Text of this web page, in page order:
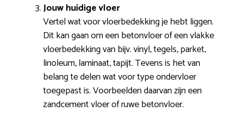
Jouw huidige vloer
Vertel wat voor vloerbedekking je hebt liggen.
Dit kan gaan om een betonvloer of een vlakke
vloerbedekking van bijv. vinyl, tegels, parket,
linoleum, laminaat, tapijt. Tevens is het van
belang te delen wat voor type ondervloer
toegepast is. Voorbeelden daarvan zijn een
zandcement vloer of ruwe betonvloer.